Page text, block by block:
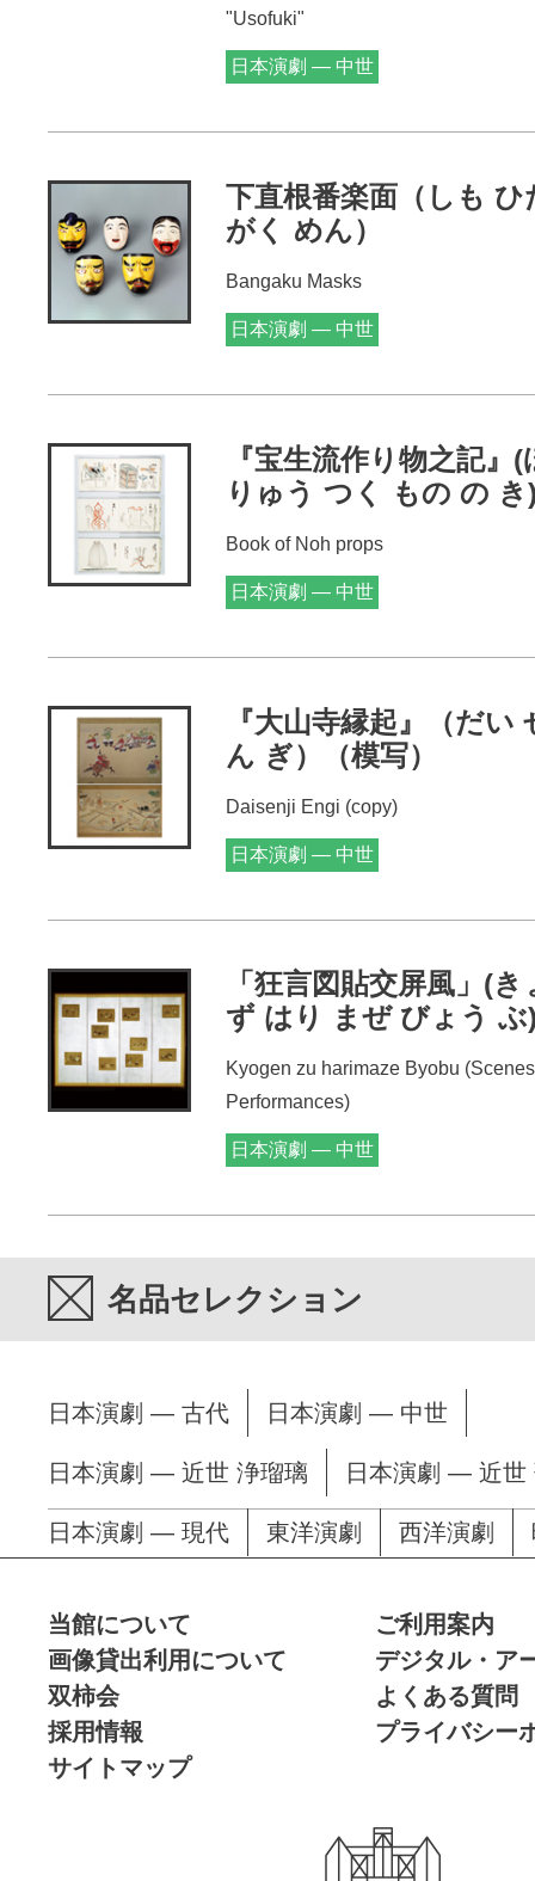
"Usofuki"
日本演劇 — 中世
下直根番楽面（しも
がく めん）
Bangaku Masks
日本演劇 — 中世
『宝生流作り物之記』
りゅう つく もの の き
Book of Noh props
日本演劇 — 中世
『大山寺縁起』（だい
ん ぎ）（模写）
Daisenji Engi (copy)
日本演劇 — 中世
「狂言図貼交屏風」(
ず はり まぜ びょう ぶ
Kyogen zu harimaze Byobu
Performances)
日本演劇 — 中世
名品セレクション
日本演劇 — 古代 日本演劇 — 中世
日本演劇 — 近世 浄瑠璃 日本演劇 — 近世
日本演劇 — 現代 東洋演劇 西洋演劇
当館について
ご利用案内
画像貸出利用について
デジタル・ア
双柿会
よくある質問
採用情報
プライバシー
サイトマップ